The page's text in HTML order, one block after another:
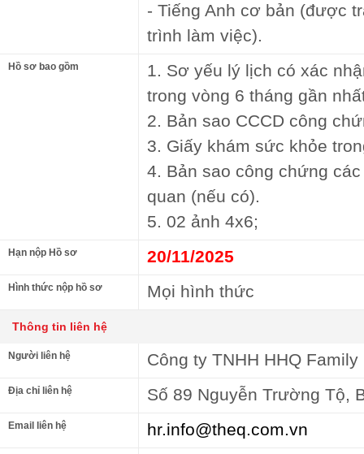
- Tiếng Anh cơ bản (được
trình làm việc).
Hồ sơ bao gồm
1. Sơ yếu lý lịch có xác
trong vòng 6 tháng gần
2. Bản sao CCCD công
3. Giấy khám sức khỏe
4. Bản sao công chứng
quan (nếu có).
5. 02 ảnh 4x6;
Hạn nộp Hồ sơ 20/11/2025
Hình thức nộp hồ sơ Mọi hình thức
Thông tin liên hệ
Người liên hệ Công ty TNHH HHQ Family
Địa chỉ liên hệ Số 89 Nguyễn Trường Tộ,
Email liên hệ hr.info@theq.com.vn